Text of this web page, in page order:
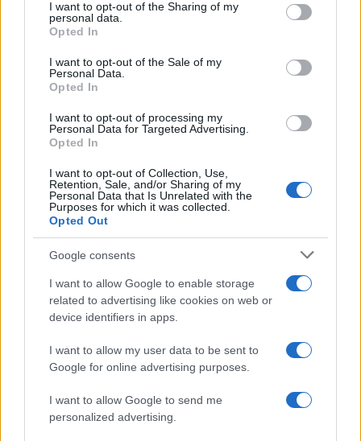
not limited to your visit or usage behaviour. You may click to
grant or deny consent to Google and its third-party tags to
use your data for below specified purposes in below Google
consent section.
I want to opt-out of the Sharing of my
personal data.
Opted In
I want to opt-out of the Sale of my
Personal Data.
Opted In
I want to opt-out of processing my
Personal Data for Targeted Advertising.
Opted In
I want to opt-out of Collection, Use,
Retention, Sale, and/or Sharing of my
Personal Data that Is Unrelated with the
Purposes for which it was collected.
Opted Out
Google consents
I want to allow Google to enable storage
related to advertising like cookies on web or
device identifiers in apps.
I want to allow my user data to be sent to
Google for online advertising purposes.
I want to allow Google to send me
personalized advertising.
Κόκκινος συναγερμός για τους θυελλώδεις
ανέμους που θα αγγίξουν και 9 μποφόρ - Οι
περιοχές που ανησυχούν τους ειδικούς